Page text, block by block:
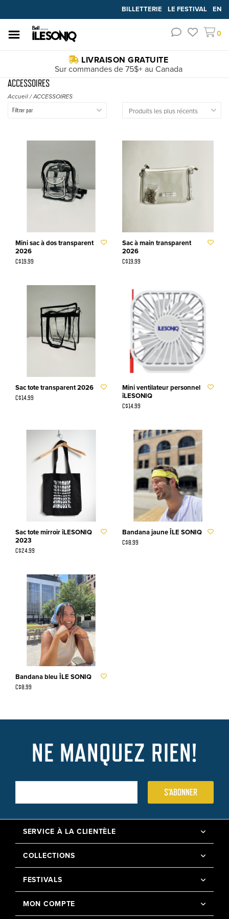
BILLETTERIE LE FESTIVAL EN
0
LIVRAISON GRATUITE
Sur commandes de 75$+ au Canada
ACCESSOIRES
Accueil/ACCESSOIRES
Filtrer par
Mini sac à dos transparent
2026
C$19.99
Sac à main transparent
2026
C$19.99
Sac tote transparent 2026
C$14.99
Mini ventilateur personnel
îLESONIQ
C$14.99
Sac tote mirroir îLESONIQ
2023
C$24.99
Bandana jaune ÎLE SONIQ
C$8.99
Bandana bleu ÎLE SONIQ
C$8.99
NE MANQUEZ RIEN!
S'ABONNER
SERVICE À LA CLIENTÈLE
COLLECTIONS
FESTIVALS
MON COMPTE